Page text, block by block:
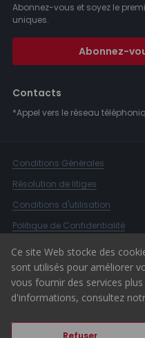
Abonnez-vous et soyez le
uniques.
Abonnez-
Contacts
*Appel vers le réseau
Conditions Générales
Résolution de litiges
Conditions d'utilisation
Politique de Confidentialité
Livre de Réclamations
Canal d'alerte
© 2026 ERA Portugal
Ce site Web stocke des
sont utilisés pour améliorer
vous fournir des services
d'informations, consultez
Refuser